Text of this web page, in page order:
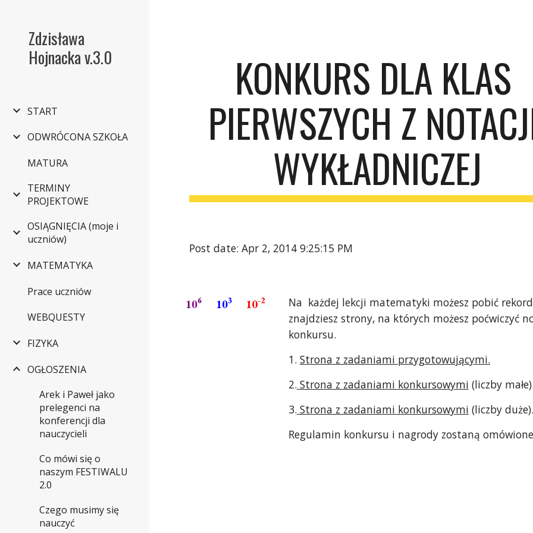
Zdzisława
Hojnacka v.3.0
START
ODWRÓCONA SZKOŁA
MATURA
TERMINY
PROJEKTOWE
OSIĄGNIĘCIA (moje i
uczniów)
MATEMATYKA
Prace uczniów
WEBQUESTY
FIZYKA
OGŁOSZENIA
Arek i Paweł jako
prelegenci na
konferencji dla
nauczycieli
Co mówi się o
naszym FESTIWALU
2.0
Czego musimy się
nauczyć
KONKURS DLA KLAS
PIERWSZYCH Z
WYKŁADNICZEJ
Post date: Apr 2, 2014 9:25:15 PM
Na  każdej lekcji matematyki możesz pobić
znajdziesz strony, na których możesz poćwiczyć
konkursu.
1. Strona z zadaniami przygotowującymi.
2. Strona z zadaniami konkursowymi (liczby
3. Strona z zadaniami konkursowymi (liczby duże).
Regulamin konkursu i nagrody zostaną